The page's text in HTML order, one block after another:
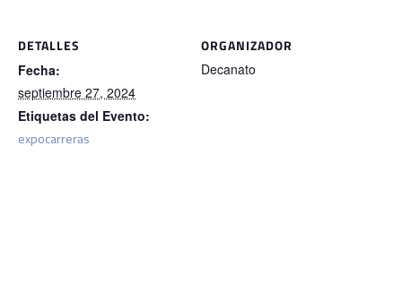
DETALLES
Fecha:
septiembre 27, 2024
Etiquetas del Evento:
expocarreras
ORGANIZADOR
Decanato